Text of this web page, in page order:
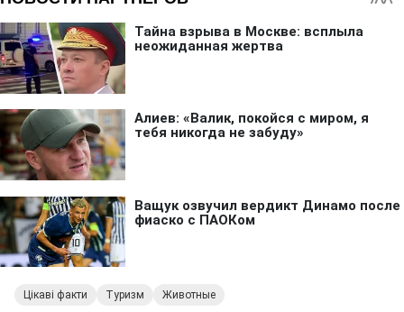
Цікаві факти Туризм Животные